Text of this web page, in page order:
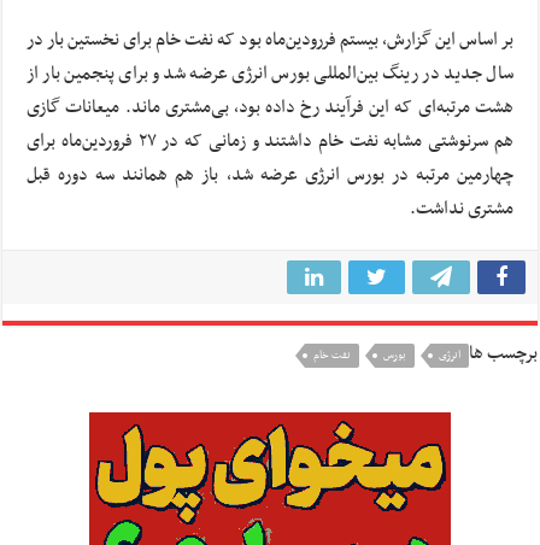
بر اساس این گزارش، بیستم فررودین‌ماه بود که نفت خام برای نخستین بار در
سال جدید در رینگ بین‌المللی بورس انرژی عرضه شد و برای پنجمین بار از
هشت مرتبه‌ای که این فرآیند رخ داده بود، بی‌مشتری ماند. میعانات گازی
هم سرنوشتی مشابه نفت خام داشتند و زمانی که در ۲۷ فروردین‌ماه برای
چهارمین مرتبه در بورس انرژی عرضه شد، باز هم همانند سه دوره قبل
مشتری نداشت.
برچسب ها انرژی بورس نفت خام